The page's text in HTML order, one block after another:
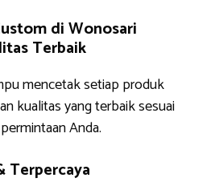
di Wonosari
Terbaik
mencetak setiap produk
kualitas yang terbaik sesuai
Anda.
Terpercaya